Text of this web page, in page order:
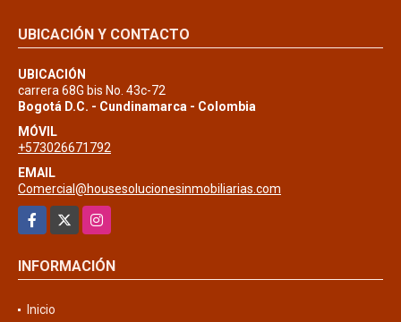
UBICACIÓN Y CONTACTO
UBICACIÓN
carrera 68G bis No. 43c-72
Bogotá D.C. - Cundinamarca - Colombia
MÓVIL
+573026671792
EMAIL
Comercial@housesolucionesinmobiliarias.com
Facebook
Instagram
INFORMACIÓN
Inicio